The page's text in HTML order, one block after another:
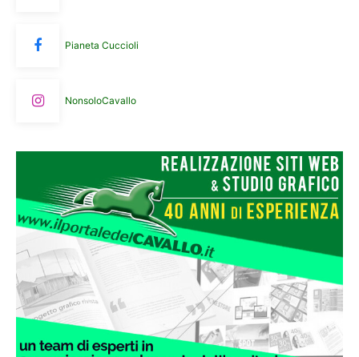
Pianeta Cuccioli
NonsoloCavallo